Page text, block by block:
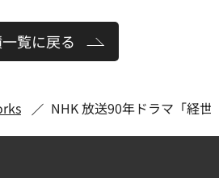
覧に戻る
NHK 放送90年ドラマ「経世